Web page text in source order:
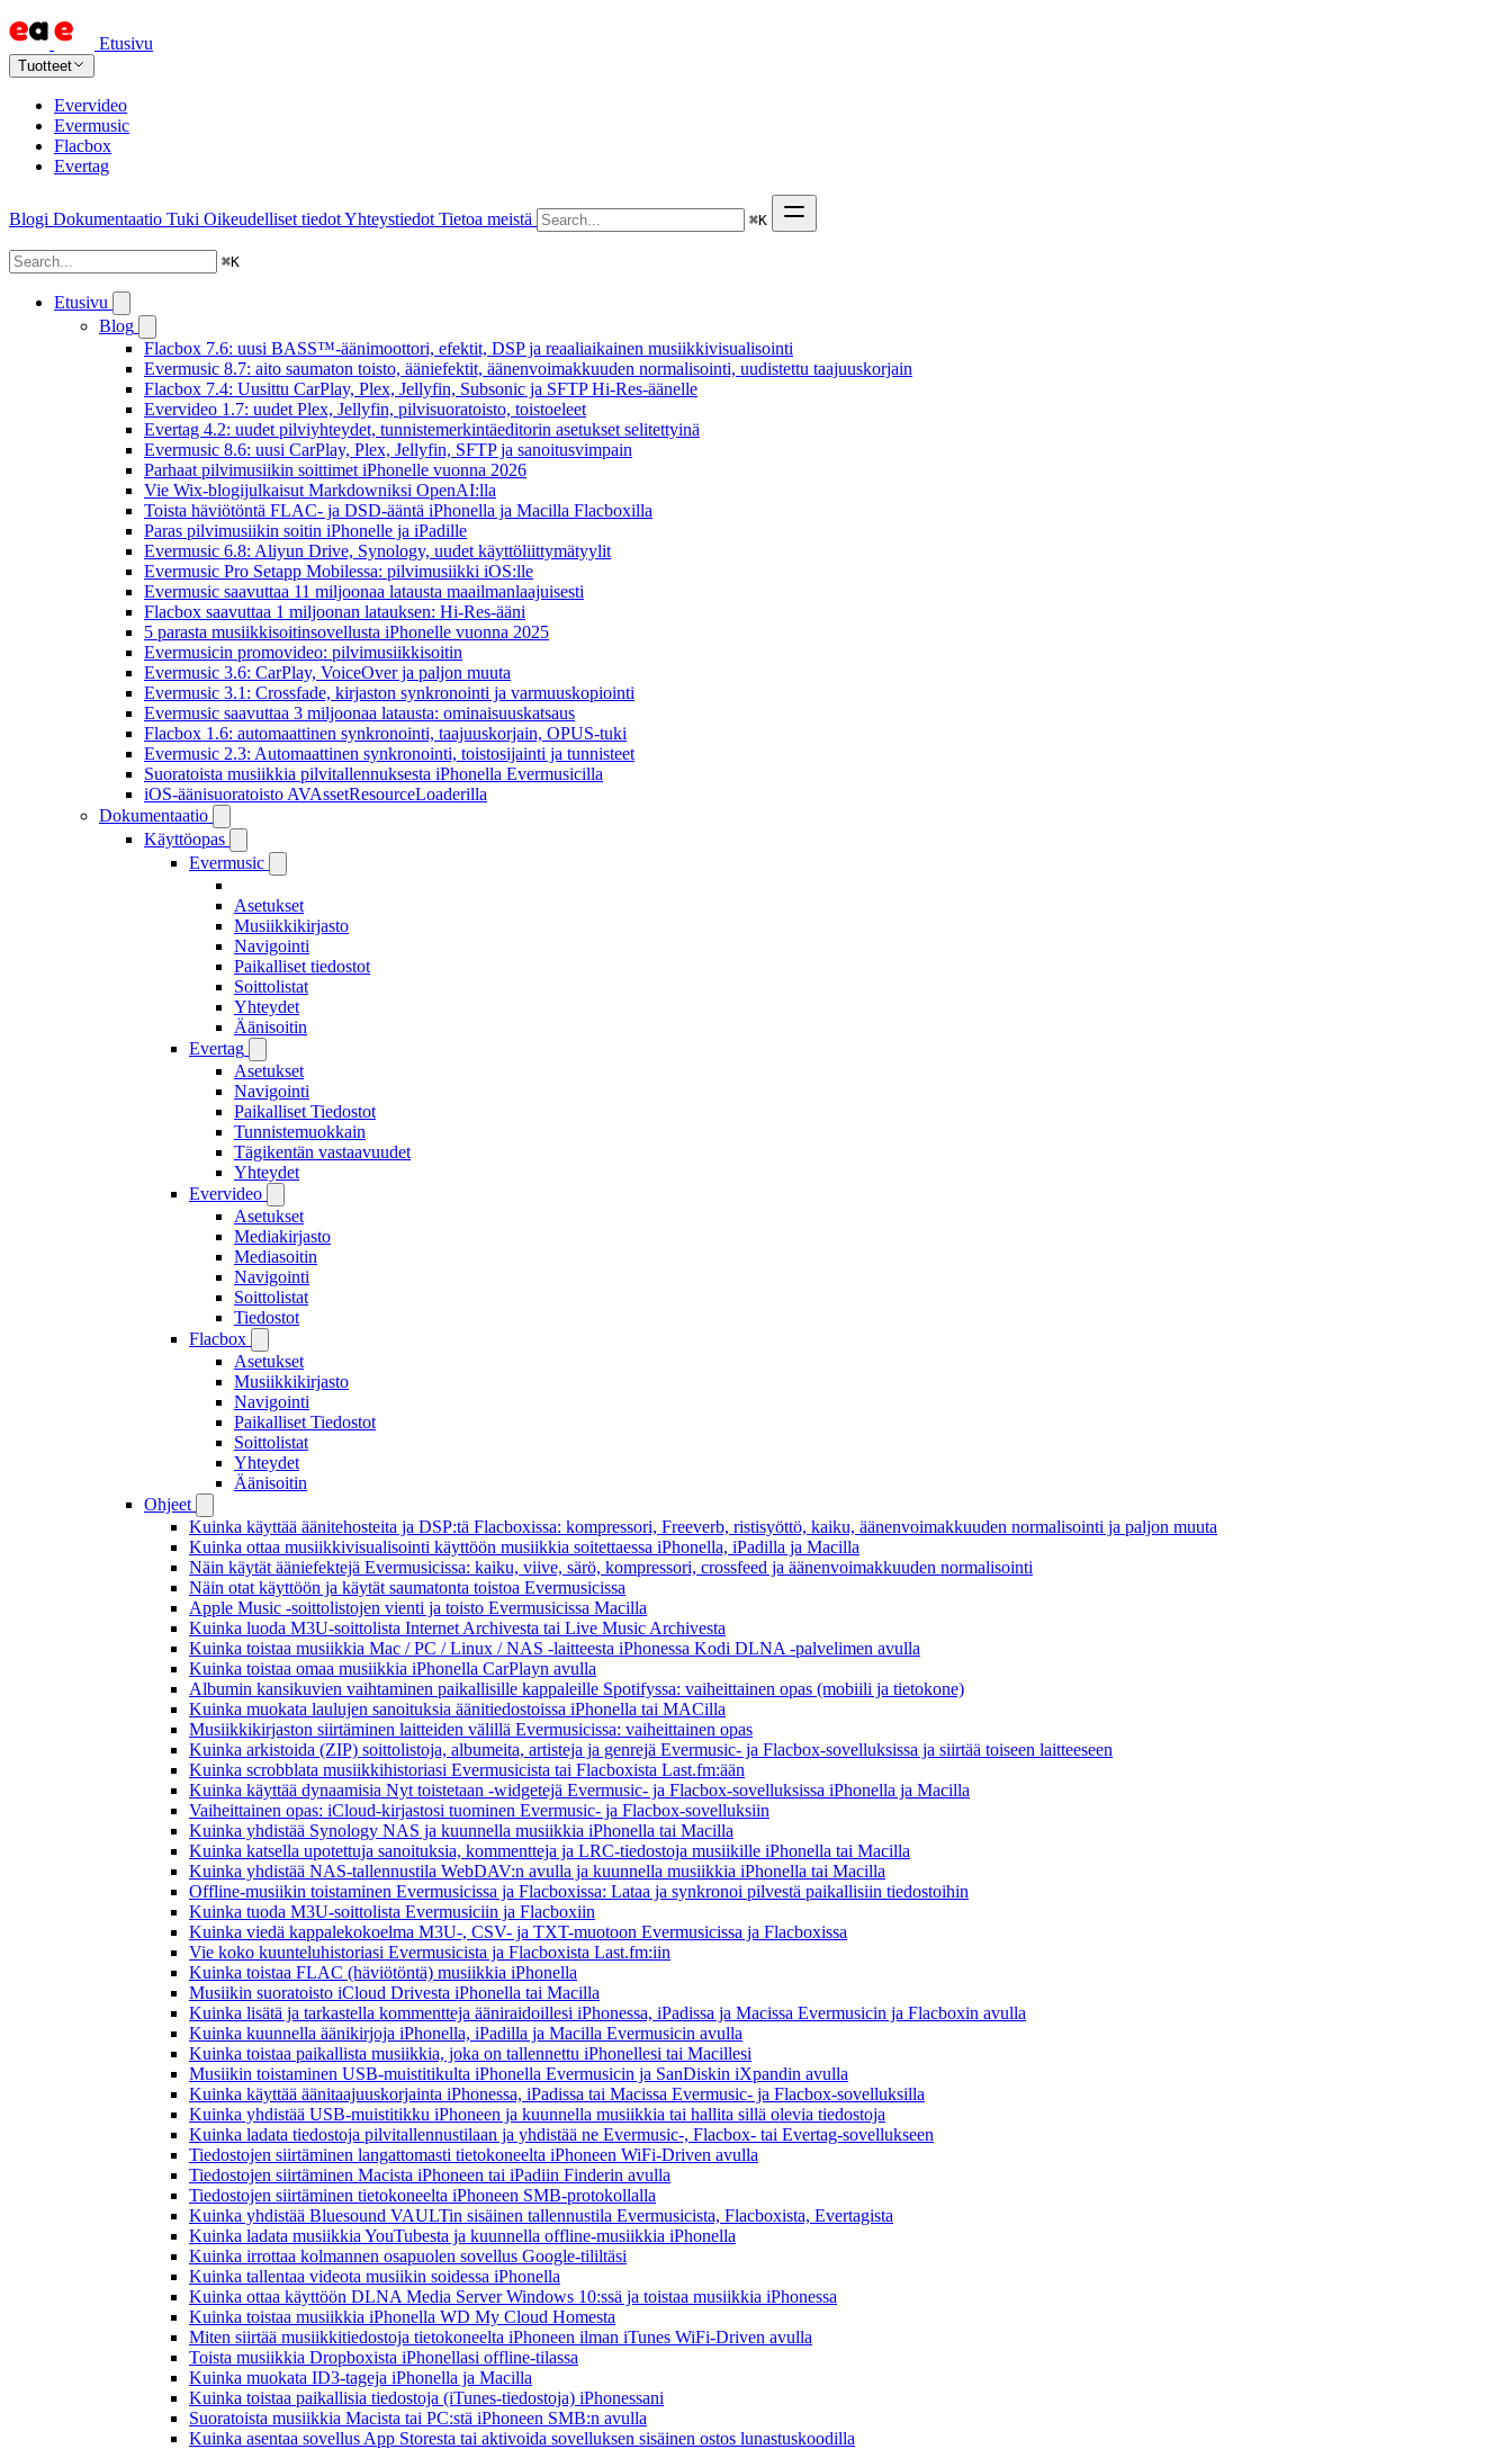
Etusivu
Tuotteet
Evervideo
Evermusic
Flacbox
Evertag
Blogi Dokumentaatio Tuki Oikeudelliset tiedotYhteystiedot Tietoa meistä ⌘K
⌘K
Etusivu
Blog
Flacbox 7.6: uusi BASS™-äänimoottori, efektit, DSP ja reaaliaikainen musiikkivisualisointi
Evermusic 8.7: aito saumaton toisto, ääniefektit, äänenvoimakkuuden normalisointi, uudistettu taajuuskorjain
Flacbox 7.4: Uusittu CarPlay, Plex, Jellyfin, Subsonic ja SFTP Hi-Res-äänelle
Evervideo 1.7: uudet Plex, Jellyfin, pilvisuoratoisto, toistoeleet
Evertag 4.2: uudet pilviyhteydet, tunnistemerkintäeditorin asetukset selitettyinä
Evermusic 8.6: uusi CarPlay, Plex, Jellyfin, SFTP ja sanoitusvimpain
Parhaat pilvimusiikin soittimet iPhonelle vuonna 2026
Vie Wix-blogijulkaisut Markdowniksi OpenAI:lla
Toista häviötöntä FLAC- ja DSD-ääntä iPhonella ja Macilla Flacboxilla
Paras pilvimusiikin soitin iPhonelle ja iPadille
Evermusic 6.8: Aliyun Drive, Synology, uudet käyttöliittymätyylit
Evermusic Pro Setapp Mobilessa: pilvimusiikki iOS:lle
Evermusic saavuttaa 11 miljoonaa latausta maailmanlaajuisesti
Flacbox saavuttaa 1 miljoonan latauksen: Hi-Res-ääni
5 parasta musiikkisoitinsovellusta iPhonelle vuonna 2025
Evermusicin promovideo: pilvimusiikkisoitin
Evermusic 3.6: CarPlay, VoiceOver ja paljon muuta
Evermusic 3.1: Crossfade, kirjaston synkronointi ja varmuuskopiointi
Evermusic saavuttaa 3 miljoonaa latausta: ominaisuuskatsaus
Flacbox 1.6: automaattinen synkronointi, taajuuskorjain, OPUS-tuki
Evermusic 2.3: Automaattinen synkronointi, toistosijainti ja tunnisteet
Suoratoista musiikkia pilvitallennuksesta iPhonella Evermusicilla
iOS-äänisuoratoisto AVAssetResourceLoaderilla
Dokumentaatio
Käyttöopas
Evermusic
Asetukset
Musiikkikirjasto
Navigointi
Paikalliset tiedostot
Soittolistat
Yhteydet
Äänisoitin
Evertag
Asetukset
Navigointi
Paikalliset Tiedostot
Tunnistemuokkain
Tägikentän vastaavuudet
Yhteydet
Evervideo
Asetukset
Mediakirjasto
Mediasoitin
Navigointi
Soittolistat
Tiedostot
Flacbox
Asetukset
Musiikkikirjasto
Navigointi
Paikalliset Tiedostot
Soittolistat
Yhteydet
Äänisoitin
Ohjeet
Kuinka käyttää äänitehosteita ja DSP:tä Flacboxissa: kompressori, Freeverb, ristisyöttö, kaiku, äänenvoimakkuuden normalisointi ja paljon muuta
Kuinka ottaa musiikkivisualisointi käyttöön musiikkia soitettaessa iPhonella, iPadilla ja Macilla
Näin käytät ääniefektejä Evermusicissa: kaiku, viive, särö, kompressori, crossfeed ja äänenvoimakkuuden normalisointi
Näin otat käyttöön ja käytät saumatonta toistoa Evermusicissa
Apple Music -soittolistojen vienti ja toisto Evermusicissa Macilla
Kuinka luoda M3U-soittolista Internet Archivesta tai Live Music Archivesta
Kuinka toistaa musiikkia Mac / PC / Linux / NAS -laitteesta iPhonessa Kodi DLNA -palvelimen avulla
Kuinka toistaa omaa musiikkia iPhonella CarPlayn avulla
Albumin kansikuvien vaihtaminen paikallisille kappaleille Spotifyssa: vaiheittainen opas (mobiili ja tietokone)
Kuinka muokata laulujen sanoituksia äänitiedostoissa iPhonella tai MACilla
Musiikkikirjaston siirtäminen laitteiden välillä Evermusicissa: vaiheittainen opas
Kuinka arkistoida (ZIP) soittolistoja, albumeita, artisteja ja genrejä Evermusic- ja Flacbox-sovelluksissa ja siirtää toiseen laitteeseen
Kuinka scrobblata musiikkihistoriasi Evermusicista tai Flacboxista Last.fm:ään
Kuinka käyttää dynaamisia Nyt toistetaan -widgetejä Evermusic- ja Flacbox-sovelluksissa iPhonella ja Macilla
Vaiheittainen opas: iCloud-kirjastosi tuominen Evermusic- ja Flacbox-sovelluksiin
Kuinka yhdistää Synology NAS ja kuunnella musiikkia iPhonella tai Macilla
Kuinka katsella upotettuja sanoituksia, kommentteja ja LRC-tiedostoja musiikille iPhonella tai Macilla
Kuinka yhdistää NAS-tallennustila WebDAV:n avulla ja kuunnella musiikkia iPhonella tai Macilla
Offline-musiikin toistaminen Evermusicissa ja Flacboxissa: Lataa ja synkronoi pilvestä paikallisiin tiedostoihin
Kuinka tuoda M3U-soittolista Evermusiciin ja Flacboxiin
Kuinka viedä kappalekokoelma M3U-, CSV- ja TXT-muotoon Evermusicissa ja Flacboxissa
Vie koko kuunteluhistoriasi Evermusicista ja Flacboxista Last.fm:iin
Kuinka toistaa FLAC (häviötöntä) musiikkia iPhonella
Musiikin suoratoisto iCloud Drivesta iPhonella tai Macilla
Kuinka lisätä ja tarkastella kommentteja ääniraidoillesi iPhonessa, iPadissa ja Macissa Evermusicin ja Flacboxin avulla
Kuinka kuunnella äänikirjoja iPhonella, iPadilla ja Macilla Evermusicin avulla
Kuinka toistaa paikallista musiikkia, joka on tallennettu iPhonellesi tai Macillesi
Musiikin toistaminen USB-muistitikulta iPhonella Evermusicin ja SanDiskin iXpandin avulla
Kuinka käyttää äänitaajuuskorjainta iPhonessa, iPadissa tai Macissa Evermusic- ja Flacbox-sovelluksilla
Kuinka yhdistää USB-muistitikku iPhoneen ja kuunnella musiikkia tai hallita sillä olevia tiedostoja
Kuinka ladata tiedostoja pilvitallennustilaan ja yhdistää ne Evermusic-, Flacbox- tai Evertag-sovellukseen
Tiedostojen siirtäminen langattomasti tietokoneelta iPhoneen WiFi-Driven avulla
Tiedostojen siirtäminen Macista iPhoneen tai iPadiin Finderin avulla
Tiedostojen siirtäminen tietokoneelta iPhoneen SMB-protokollalla
Kuinka yhdistää Bluesound VAULTin sisäinen tallennustila Evermusicista, Flacboxista, Evertagista
Kuinka ladata musiikkia YouTubesta ja kuunnella offline-musiikkia iPhonella
Kuinka irrottaa kolmannen osapuolen sovellus Google-tililtäsi
Kuinka tallentaa videota musiikin soidessa iPhonella
Kuinka ottaa käyttöön DLNA Media Server Windows 10:ssä ja toistaa musiikkia iPhonessa
Kuinka toistaa musiikkia iPhonella WD My Cloud Homesta
Miten siirtää musiikkitiedostoja tietokoneelta iPhoneen ilman iTunes WiFi-Driven avulla
Toista musiikkia Dropboxista iPhonellasi offline-tilassa
Kuinka muokata ID3-tageja iPhonella ja Macilla
Kuinka toistaa paikallisia tiedostoja (iTunes-tiedostoja) iPhonessani
Suoratoista musiikkia Macista tai PC:stä iPhoneen SMB:n avulla
Kuinka asentaa sovellus App Storesta tai aktivoida sovelluksen sisäinen ostos lunastuskoodilla